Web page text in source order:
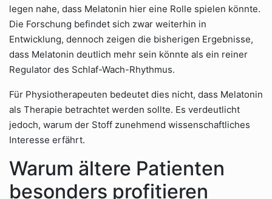
legen nahe, dass Melatonin hier eine Rolle spielen könnte.
Die Forschung befindet sich zwar weiterhin in
Entwicklung, dennoch zeigen die bisherigen Ergebnisse,
dass Melatonin deutlich mehr sein könnte als ein reiner
Regulator des Schlaf-Wach-Rhythmus.
Für Physiotherapeuten bedeutet dies nicht, dass Melatonin
als Therapie betrachtet werden sollte. Es verdeutlicht
jedoch, warum der Stoff zunehmend wissenschaftliches
Interesse erfährt.
Warum ältere Patienten
besonders profitieren